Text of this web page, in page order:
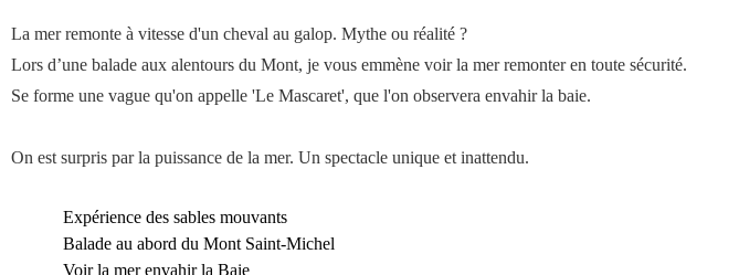
La mer remonte à vitesse d'un cheval au galop. Mythe ou réalité ?
Lors d’une balade aux alentours du Mont, je vous emmène voir la mer remonter en toute sécurité.
Se forme une vague qu'on appelle 'Le Mascaret', que l'on observera envahir la baie.
On est surpris par la puissance de la mer. Un spectacle unique et inattendu.
Expérience des sables mouvants
Balade au abord du Mont Saint-Michel
Voir la mer envahir la Baie